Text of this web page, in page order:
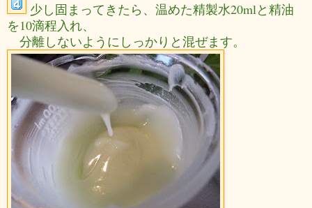
少し固まってきたら、温めた精製水20mlと精油
を10滴程入れ、
分離しないようにしっかりと混ぜます。